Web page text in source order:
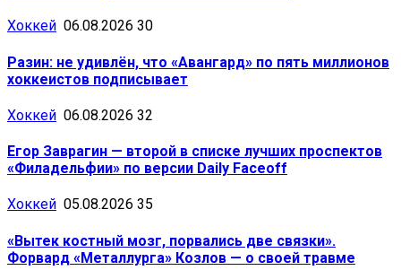
Хоккей 06.08.2026 30
Разин: не удивлён, что «Авангард» по пять миллионов
хоккеистов подписывает
Хоккей 06.08.2026 32
Егор Заврагин — второй в списке лучших проспектов
«Филадельфии» по версии Daily Faceoff
Хоккей 05.08.2026 35
«Вытек костный мозг, порвались две связки».
Форвард «Металлурга» Козлов — о своей травме